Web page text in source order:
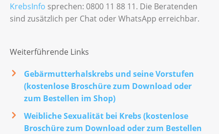
KrebsInfo sprechen: 0800 11 88 11. Die Beratenden
sind zusätzlich per Chat oder WhatsApp erreichbar.
Weiterführende Links
Gebärmutterhalskrebs und seine Vorstufen
(kostenlose Broschüre zum Download oder
zum Bestellen im Shop)
Weibliche Sexualität bei Krebs (kostenlose
Broschüre zum Download oder zum Bestellen